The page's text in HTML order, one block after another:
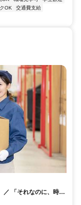
OK
交通費支給
／ 「それなのに、時給
らさず、プライベー